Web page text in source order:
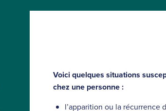
Voici quelques situations
chez une personne :
l’apparition ou la récurrence